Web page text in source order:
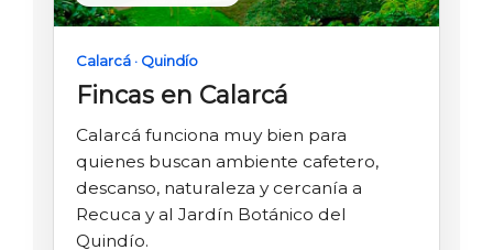
Calarcá · Quindío
Fincas en Calarcá
Calarcá funciona muy bien para
quienes buscan ambiente cafetero,
descanso, naturaleza y cercanía a
Recuca y al Jardín Botánico del
Quindío.